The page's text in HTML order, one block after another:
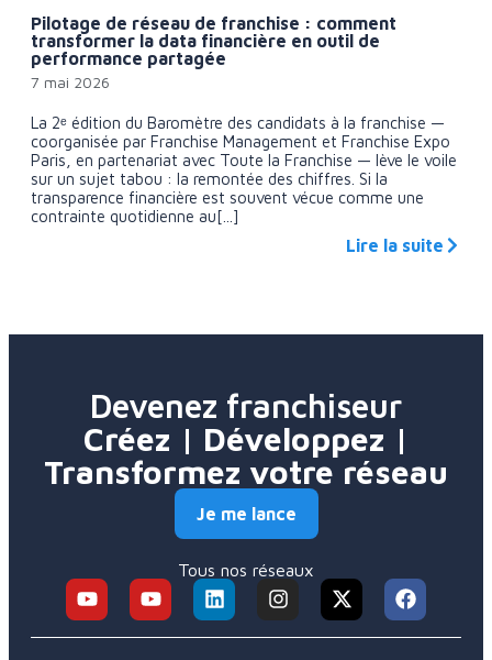
Pilotage de réseau de franchise : comment
transformer la data financière en outil de
performance partagée
7 mai 2026
La 2ᵉ édition du Baromètre des candidats à la franchise —
coorganisée par Franchise Management et Franchise Expo
Paris, en partenariat avec Toute la Franchise — lève le voile
sur un sujet tabou : la remontée des chiffres. Si la
transparence financière est souvent vécue comme une
contrainte quotidienne au[...]
Lire la suite
Devenez franchiseur
Créez | Développez |
Transformez votre réseau
Je me lance
Tous nos réseaux